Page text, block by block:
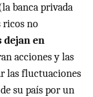
banca privada
ricos no
dejan en
acciones y las
las fluctuaciones
su país por un